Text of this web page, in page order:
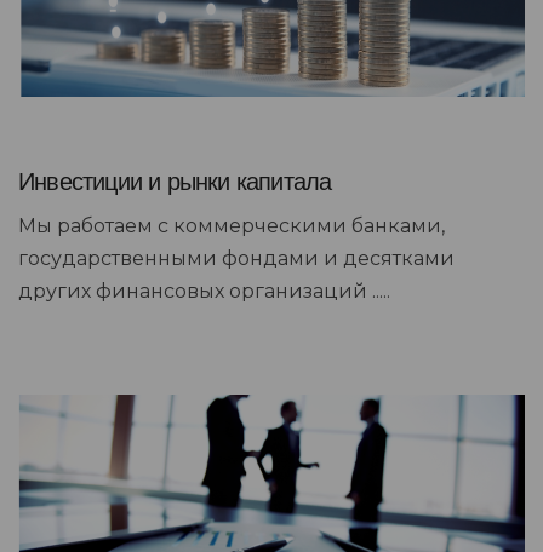
Инвестиции и рынки капитала
Мы работаем с коммерческими банками,
государственными фондами и десятками
других финансовых организаций .....